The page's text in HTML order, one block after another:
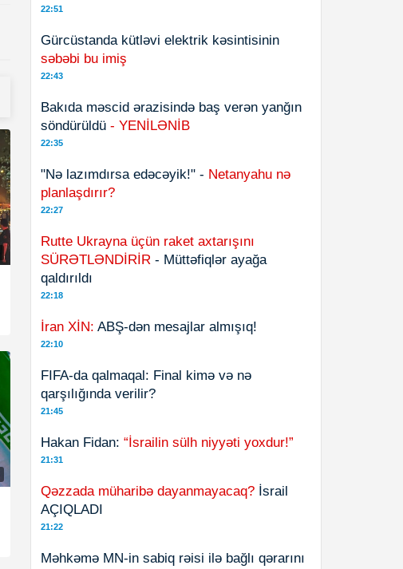
22:51
Gürcüstanda kütləvi elektrik kəsintisinin
səbəbi bu imiş
22:43
Bakıda məscid ərazisində baş verən yanğın
söndürüldü - YENİLƏNİB
22:35
"Nə lazımdırsa edəcəyik!" - Netanyahu nə
planlaşdırır?
22:27
Rutte Ukrayna üçün raket axtarışını
SÜRƏTLƏNDİRİR - Müttəfiqlər ayağa
qaldırıldı
22:18
İran XİN: ABŞ-dən mesajlar almışıq!
22:10
FIFA-da qalmaqal: Final kimə və nə
qarşılığında verilir?
21:45
Hakan Fidan: “İsrailin sülh niyyəti yoxdur!”
21:31
Qəzzada müharibə dayanmayacaq? İsrail
AÇIQLADI
21:22
Məhkəmə MN-in sabiq rəisi ilə bağlı qərarını